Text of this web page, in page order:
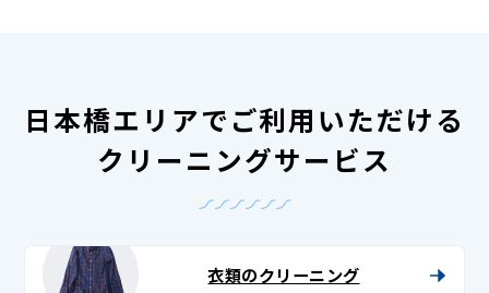
日本橋エリアでご利用いただける
クリーニングサービス
衣類のクリーニング